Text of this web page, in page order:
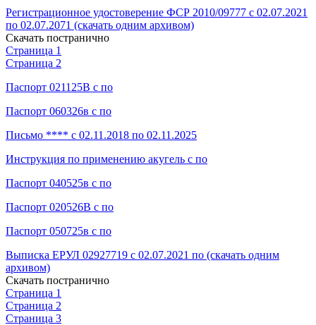
Регистрационное удостоверение ФСР 2010/09777 с 02.07.2021
по 02.07.2071 (скачать одним архивом)
Скачать постранично
Страница 1
Страница 2
Паспорт 021125В с по
Паспорт 060326в с по
Письмо **** с 02.11.2018 по 02.11.2025
Инструкция по применению акугель с по
Паспорт 040525в с по
Паспорт 020526В с по
Паспорт 050725в с по
Выписка ЕРУЛ 02927719 с 02.07.2021 по (скачать одним
архивом)
Скачать постранично
Страница 1
Страница 2
Страница 3